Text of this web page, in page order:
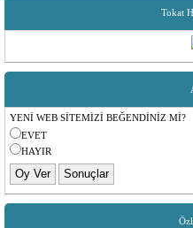
Hesap No: 6298579
IBAN: TR65 0006 2000 7870 0006 2985
Hesap Sahibi: TOKAT REŞADİYE
DERNEĞİ
Tokat
YENİ WEB SİTEMİZİ BEĞENDİNİZ Mİ?
EVET
HAYIR